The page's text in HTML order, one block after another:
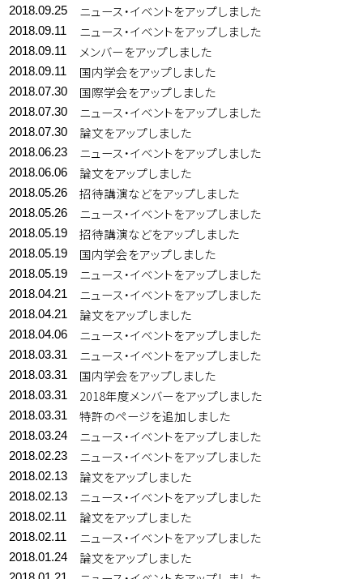
2018.09.25 ニュース・イベントをアップしました
2018.09.11 ニュース・イベントをアップしました
2018.09.11 メンバーをアップしました
2018.09.11 国内学会をアップしました
2018.07.30 国際学会をアップしました
2018.07.30 ニュース・イベントをアップしました
2018.07.30 論文をアップしました
2018.06.23 ニュース・イベントをアップしました
2018.06.06 論文をアップしました
2018.05.26 招待講演などをアップしました
2018.05.26 ニュース・イベントをアップしました
2018.05.19 招待講演などをアップしました
2018.05.19 国内学会をアップしました
2018.05.19 ニュース・イベントをアップしました
2018.04.21 ニュース・イベントをアップしました
2018.04.21 論文をアップしました
2018.04.06 ニュース・イベントをアップしました
2018.03.31 ニュース・イベントをアップしました
2018.03.31 国内学会をアップしました
2018.03.31 2018年度メンバーをアップしました
2018.03.31 特許のページを追加しました
2018.03.24 ニュース・イベントをアップしました
2018.02.23 ニュース・イベントをアップしました
2018.02.13 論文をアップしました
2018.02.13 ニュース・イベントをアップしました
2018.02.11 論文をアップしました
2018.02.11 ニュース・イベントをアップしました
2018.01.24 論文をアップしました